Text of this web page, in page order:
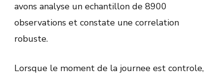
avons analyse un echantillon de 8900
observations et constate une correlation
robuste.
Lorsque le moment de la journee est controle,